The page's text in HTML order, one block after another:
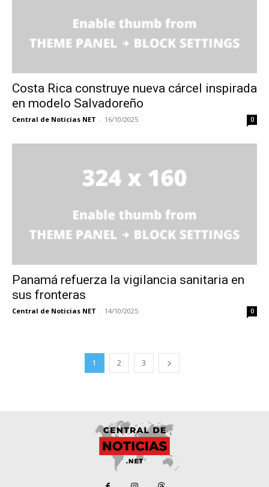
Costa Rica construye nueva cárcel inspirada
en modelo Salvadoreño
Central de Noticias NET - 16/10/2025 0
Panamá refuerza la vigilancia sanitaria en
sus fronteras
Central de Noticias NET - 14/10/2025 0
1 2 3